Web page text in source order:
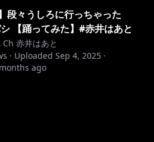
段々うしろに行っちゃった
【踊ってみた】#赤井はあと
Ch 赤井はあと
· Uploaded Sep 4, 2025 ·
ago